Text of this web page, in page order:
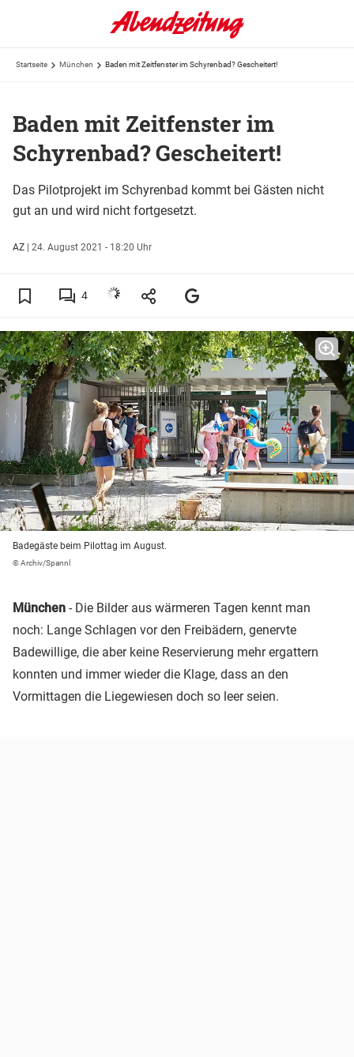
Startseite München Baden mit Zeitfenster im Schyrenbad? Gescheitert!
Baden mit Zeitfenster im
Schyrenbad? Gescheitert!
Das Pilotprojekt im Schyrenbad kommt bei Gästen nicht
gut an und wird nicht fortgesetzt.
AZ | 24. August 2021 - 18:20 Uhr
4
Badegäste beim Pilottag im August.
© Archiv/Spannl
München - Die Bilder aus wärmeren Tagen kennt man
noch: Lange Schlagen vor den Freibädern, genervte
Badewillige, die aber keine Reservierung mehr ergattern
konnten und immer wieder die Klage, dass an den
Vormittagen die Liegewiesen doch so leer seien.